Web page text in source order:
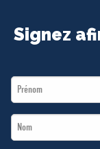
Signez
First
Name
Last
Name